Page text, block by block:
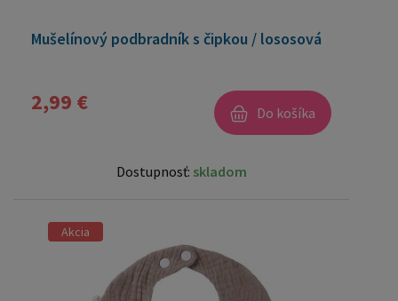
Mušelínový podbradník s čipkou / lososová
2,99 € Do košíka
Dostupnosť: skladom
Akcia